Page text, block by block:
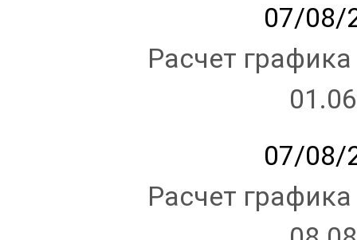
07/08/
Расчет
07/08/
Расчет